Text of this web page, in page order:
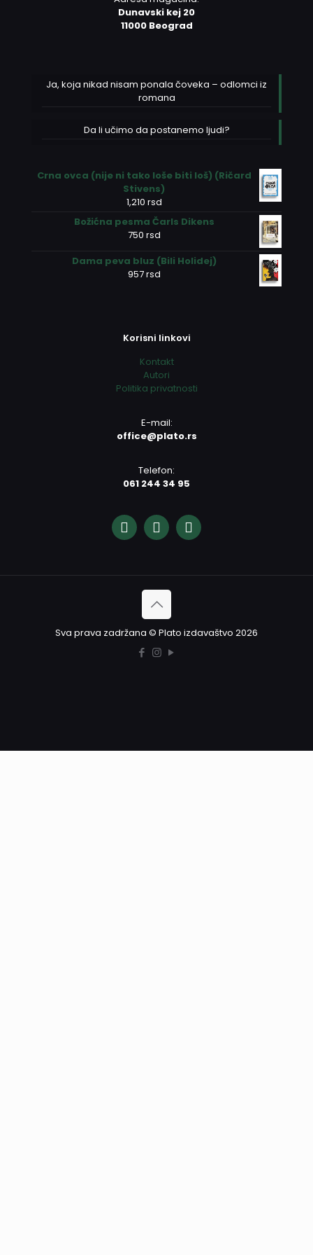
Dunavski kej 20
11000 Beograd
Ja, koja nikad nisam ponala čoveka – odlomci iz
romana
Da li učimo da postanemo ljudi?
Crna ovca (nije ni tako loše biti loš) (Ričard
Stivens)
1,210 rsd
Božićna pesma Čarls Dikens
750 rsd
Dama peva bluz (Bili Holidej)
957rsd
Korisni linkovi
Kontakt
Autori
Politika privatnosti
E-mail:
office@plato.rs
Telefon:
061 244 34 95
Sva prava zadržana © Plato izdavaštvo 2026